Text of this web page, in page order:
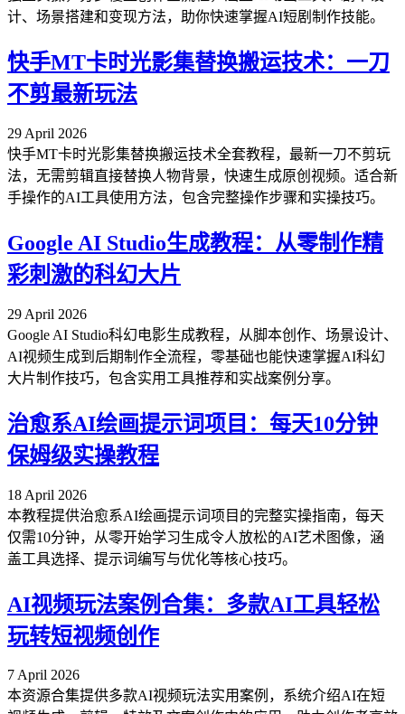
计、场景搭建和变现方法，助你快速掌握AI短剧制作技能。
快手MT卡时光影集替换搬运技术：一刀
不剪最新玩法
29 April 2026
快手MT卡时光影集替换搬运技术全套教程，最新一刀不剪玩
法，无需剪辑直接替换人物背景，快速生成原创视频。适合新
手操作的AI工具使用方法，包含完整操作步骤和实操技巧。
Google AI Studio生成教程：从零制作精
彩刺激的科幻大片
29 April 2026
Google AI Studio科幻电影生成教程，从脚本创作、场景设计、
AI视频生成到后期制作全流程，零基础也能快速掌握AI科幻
大片制作技巧，包含实用工具推荐和实战案例分享。
治愈系AI绘画提示词项目：每天10分钟
保姆级实操教程
18 April 2026
本教程提供治愈系AI绘画提示词项目的完整实操指南，每天
仅需10分钟，从零开始学习生成令人放松的AI艺术图像，涵
盖工具选择、提示词编写与优化等核心技巧。
AI视频玩法案例合集：多款AI工具轻松
玩转短视频创作
7 April 2026
本资源合集提供多款AI视频玩法实用案例，系统介绍AI在短